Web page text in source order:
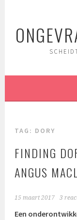
inhoud
TAG: DORY
FINDING
ANGUS
15 maart 2017 3
Een